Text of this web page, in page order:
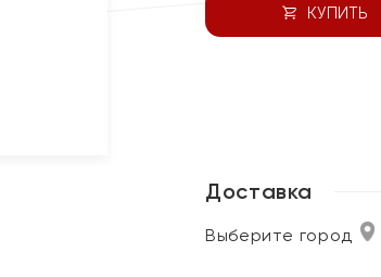
КУПИТЬ
Доставка
Выберите город